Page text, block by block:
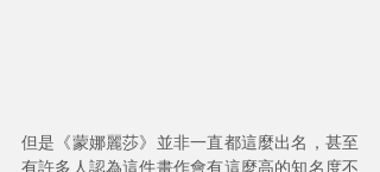
但是《蒙娜麗莎》並非一直都這麼出名，甚至